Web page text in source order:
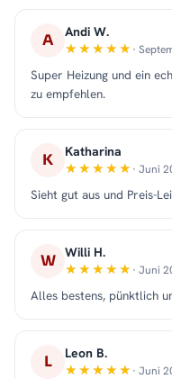
A Andi W.
·
Super Heizung und ein
zu empfehlen.
K Katharina
· Juni
Sieht gut aus und Preis-
W Willi H.
· Juni
Alles bestens, pünktlich
L Leon B.
· Juni